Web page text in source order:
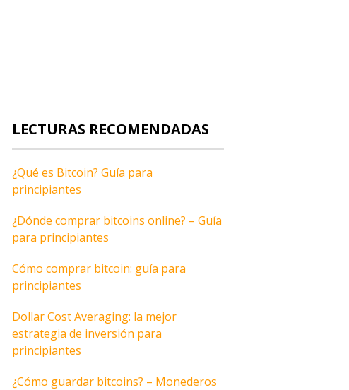
LECTURAS RECOMENDADAS
¿Qué es Bitcoin? Guía para
principiantes
¿Dónde comprar bitcoins online? – Guía
para principiantes
Cómo comprar bitcoin: guía para
principiantes
Dollar Cost Averaging: la mejor
estrategia de inversión para
principiantes
¿Cómo guardar bitcoins? – Monederos